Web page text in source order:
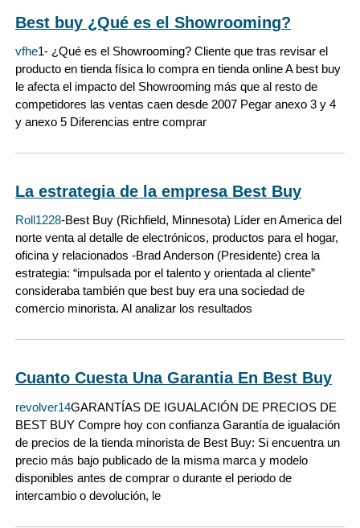
Best buy ¿Qué es el Showrooming?
vfhe1- ¿Qué es el Showrooming? Cliente que tras revisar el
producto en tienda física lo compra en tienda online A best buy
le afecta el impacto del Showrooming más que al resto de
competidores las ventas caen desde 2007 Pegar anexo 3 y 4
y anexo 5 Diferencias entre comprar
La estrategia de la empresa Best Buy
Roll1228-Best Buy (Richfield, Minnesota) Líder en America del
norte venta al detalle de electrónicos, productos para el hogar,
oficina y relacionados -Brad Anderson (Presidente) crea la
estrategia: “impulsada por el talento y orientada al cliente”
consideraba también que best buy era una sociedad de
comercio minorista. Al analizar los resultados
Cuanto Cuesta Una Garantia En Best Buy
revolver14GARANTÍAS DE IGUALACIÓN DE PRECIOS DE
BEST BUY Compre hoy con confianza Garantía de igualación
de precios de la tienda minorista de Best Buy: Si encuentra un
precio más bajo publicado de la misma marca y modelo
disponibles antes de comprar o durante el periodo de
intercambio o devolución, le